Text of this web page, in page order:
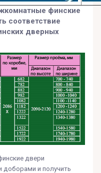
финские
соответствие
дверных
двери
доборами и получить